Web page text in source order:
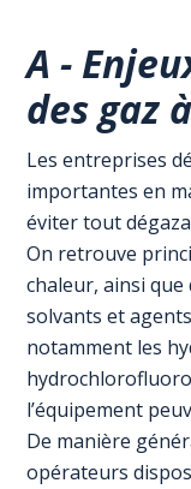
A -
des gaz
Les entreprises
importantes en
éviter tout
On retrouve
chaleur, ainsi
solvants et
notamment les
l’équipement
De manière
opérateurs